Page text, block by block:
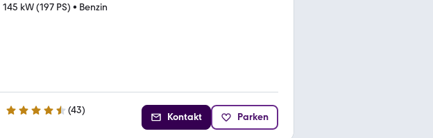
145 kW (197 PS) • Benzin
4.5 Sterne (43)
Kontakt Parken